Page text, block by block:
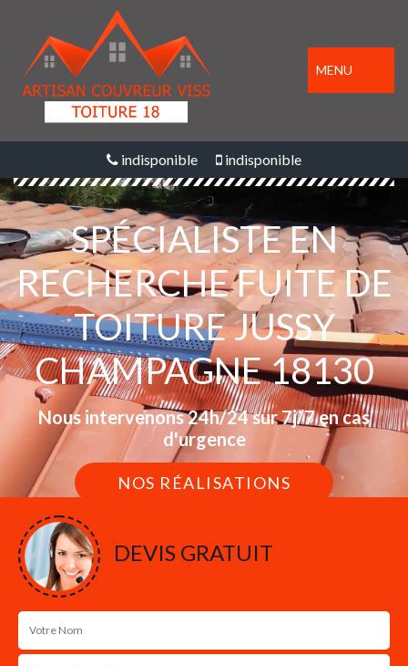
MENU
indisponible indisponible
SPÉCIALISTE EN
RECHERCHE FUITE DE
TOITURE JUSSY
CHAMPAGNE 18130
Nous intervenons 24h/24 sur 7j/7 en cas
d'urgence
NOS RÉALISATIONS
DEVIS GRATUIT